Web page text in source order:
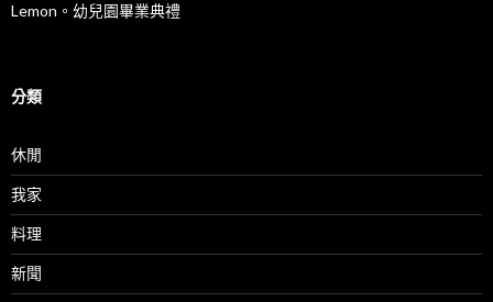
Lemon。幼兒園畢業典禮
分類
休閒
我家
料理
新聞